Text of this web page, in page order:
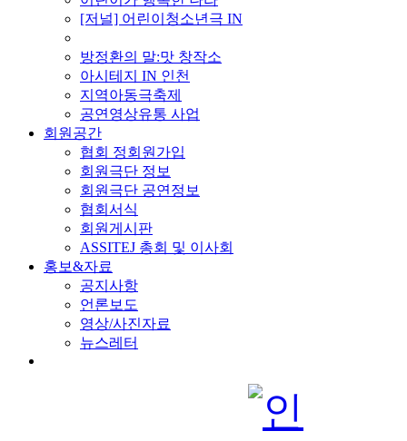
[저널] 어린이청소년극 IN
방정환의 말:맛 창작소
아시테지 IN 인천
지역아동극축제
공연영상유통 사업
회원공간
협회 정회원가입
회원극단 정보
회원극단 공연정보
협회서식
회원게시판
ASSITEJ 총회 및 이사회
홍보&자료
공지사항
언론보도
영상/사진자료
뉴스레터